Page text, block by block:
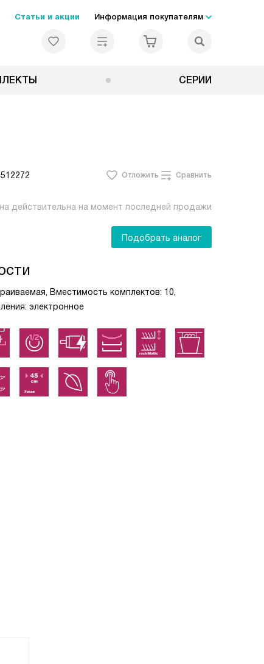
Статьи и акции Информация покупателям
СЕРИИ
512272 Отложить Сравнить
действительна на момент последней продажи
Подобрать аналог
Вместимость комплектов: 10,
электронное